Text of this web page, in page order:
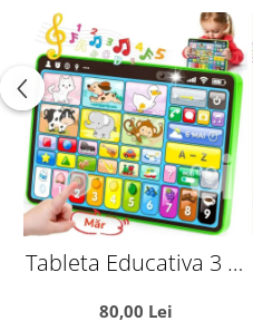
Tableta Educativa 3 in
80,00 Lei